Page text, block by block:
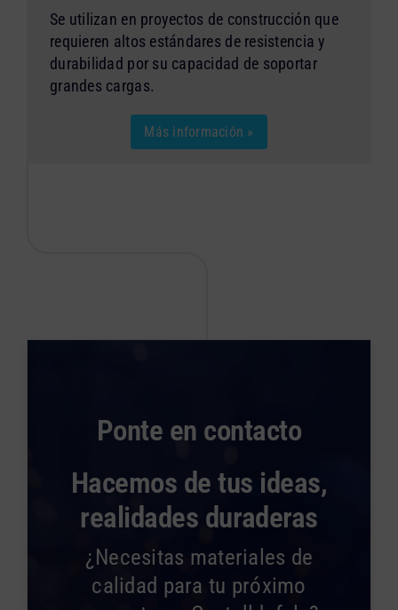
Se utilizan en proyectos de construcción que
requieren altos estándares de resistencia y
durabilidad por su capacidad de soportar
grandes cargas.
Más información »
Ponte en contacto
Hacemos de tus ideas,
realidades duraderas
¿Necesitas materiales de
calidad para tu próximo